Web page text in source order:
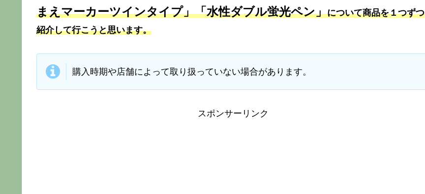
まえマーカーツインタイプ」「水性ダブル蛍光ペン」について商品を１つずつ
紹介して行こうと思います。
購入時期や店舗によって取り扱っていない場合があります。
スポンサーリンク